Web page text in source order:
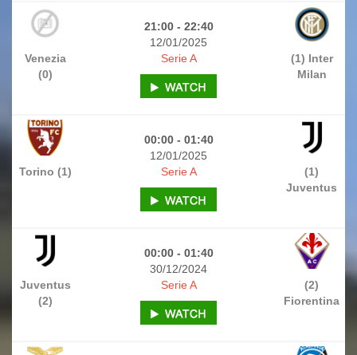
21:00 - 22:40
12/01/2025
Venezia
(0)
(1) Inter
Milan
Serie A
00:00 - 01:40
12/01/2025
Torino (1)
(1)
Juventus
Serie A
00:00 - 01:40
30/12/2024
Juventus
(2)
(2)
Fiorentina
Serie A